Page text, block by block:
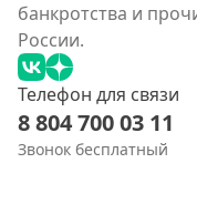
Привет Сосед
Квику
А-Деньги
Аполлон займ
Веб-Займ
банкротства и
России.
Телефон для связи
8 804 700 03 11
Звонок бесплатный